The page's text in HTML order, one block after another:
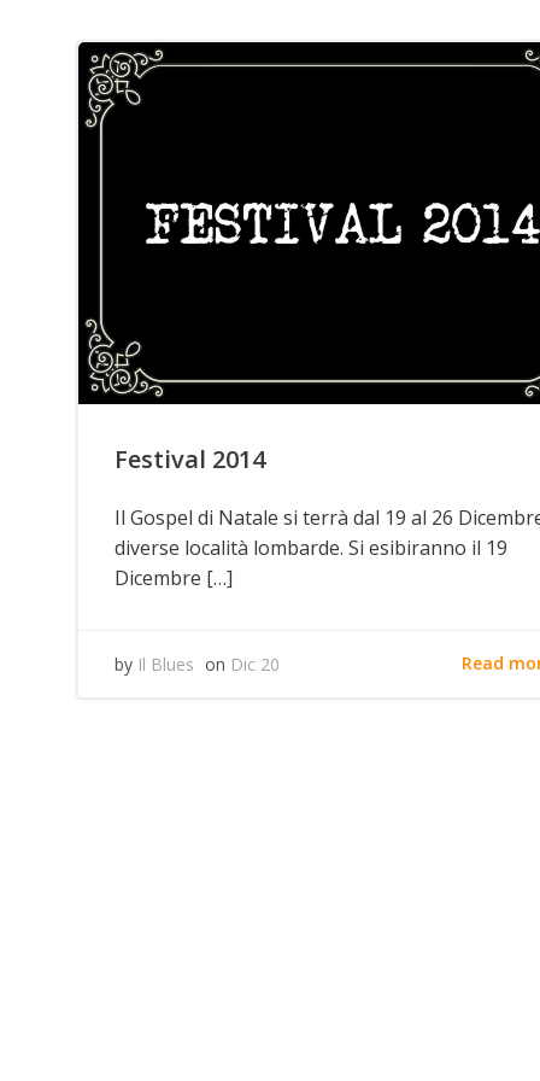
Festival 2014
Il Gospel di Natale si terrà dal 19 al 26
diverse località lombarde. Si esibiranno il 19
Dicembre […]
by Il Blues on Dic 20 Read